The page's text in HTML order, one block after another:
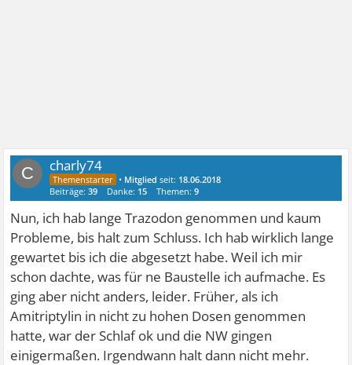
C charly74
• Mitglied seit: 18.06.2018
Beiträge:39 Danke: 15 Themen:9
Nun, ich hab lange Trazodon genommen und kaum
Probleme, bis halt zum Schluss. Ich hab wirklich lange
gewartet bis ich die abgesetzt habe. Weil ich mir
schon dachte, was für ne Baustelle ich aufmache. Es
ging aber nicht anders, leider. Früher, als ich
Amitriptylin in nicht zu hohen Dosen genommen
hatte, war der Schlaf ok und die NW gingen
einigermaßen. Irgendwann halt dann nicht mehr.